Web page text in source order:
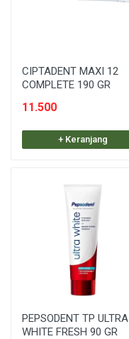
CIPTADENT MAXI 12
COMPLETE 190 GR
11.500
+ Keranjang
PEPSODENT TP ULTRA
WHITE FRESH 90 GR